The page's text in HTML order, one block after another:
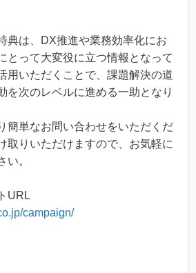
典は、DX推進や業務効率化にお
とって大変役に立つ情報となって
用いただくことで、課題解決の道
を次のレベルに進める一助となり
簡単なお問い合わせをいただくだ
取りいただけますので、お気軽に
い。
URL
campaign/